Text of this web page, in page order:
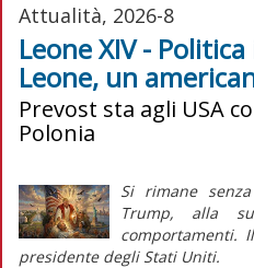
Attualità, 2026-8
Leone XIV -
Leone, un
Prevost sta agli USA
Polonia
Si rimane
Trump, alla
comportamenti.
presidente degli Stati Uniti.